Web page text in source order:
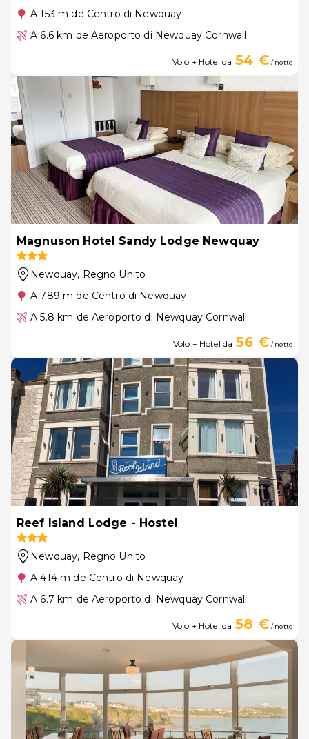
A 153 m de Centro di Newquay
A 6.6 km de Aeroporto di Newquay Cornwall
Volo + Hotel da 54 €/ notte
Magnuson Hotel Sandy Lodge Newquay
Newquay, Regno Unito
A 789 m de Centro di Newquay
A 5.8 km de Aeroporto di Newquay Cornwall
Volo + Hotel da 56 €/ notte
Reef Island Lodge - Hostel
Newquay, Regno Unito
A 414 m de Centro di Newquay
A 6.7 km de Aeroporto di Newquay Cornwall
Volo + Hotel da 58 €/ notte